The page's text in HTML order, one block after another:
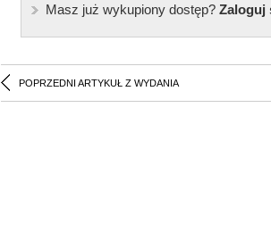
Masz już wykupiony dostęp?Zaloguj
POPRZEDNI ARTYKUŁ Z WYDANIA